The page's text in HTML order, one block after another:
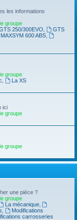
les informations
groupe
250/300EVO
GTS
MAXSYM 600 ABS,
groupe
La XS
ici
groupe
groupe
une pièce ?
groupe
La mécanique,
Modifications
carrosseries